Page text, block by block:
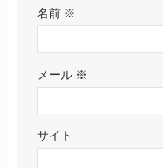
名前 ※
メール ※
サイト